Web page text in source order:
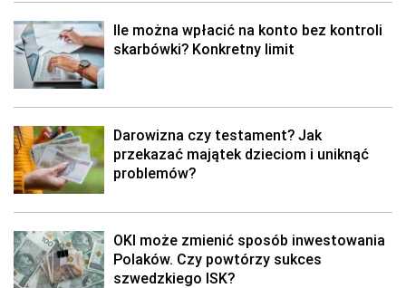
Ile można wpłacić na konto bez kontroli
skarbówki? Konkretny limit
Darowizna czy testament? Jak
przekazać majątek dzieciom i uniknąć
problemów?
OKI może zmienić sposób inwestowania
Polaków. Czy powtórzy sukces
szwedzkiego ISK?